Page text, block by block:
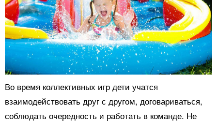
Во время коллективных игр дети учатся
взаимодействовать друг с другом, договариваться,
соблюдать очередность и работать в команде. Не